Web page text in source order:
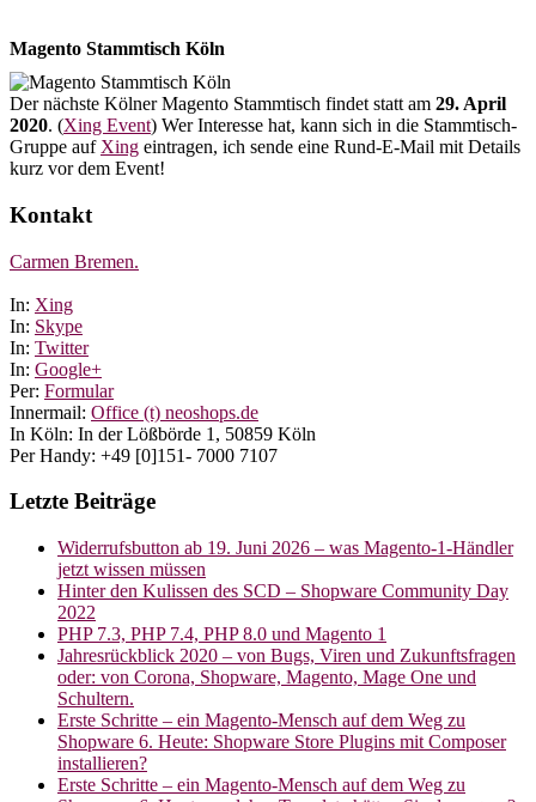
Magento Stammtisch Köln
Der nächste Kölner Magento Stammtisch findet statt am 29. April
2020. (Xing Event) Wer Interesse hat, kann sich in die Stammtisch-
Gruppe auf Xing eintragen, ich sende eine Rund-E-Mail mit Details
kurz vor dem Event!
Kontakt
Carmen Bremen.
In: Xing
In: Skype
In: Twitter
In: Google+
Per: Formular
Innermail: Office (t) neoshops.de
In Köln: In der Lößbörde 1, 50859 Köln
Per Handy: +49 [0]151- 7000 7107
Letzte Beiträge
Widerrufsbutton ab 19. Juni 2026 – was Magento-1-Händler
jetzt wissen müssen
Hinter den Kulissen des SCD – Shopware Community Day
2022
PHP 7.3, PHP 7.4, PHP 8.0 und Magento 1
Jahresrückblick 2020 – von Bugs, Viren und Zukunftsfragen
oder: von Corona, Shopware, Magento, Mage One und
Schultern.
Erste Schritte – ein Magento-Mensch auf dem Weg zu
Shopware 6. Heute: Shopware Store Plugins mit Composer
installieren?
Erste Schritte – ein Magento-Mensch auf dem Weg zu